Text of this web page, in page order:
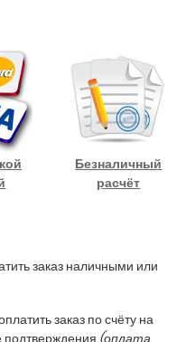
Безналичный
расчёт
заказ наличными или
заказ по счёту на
подтверждения (оплата